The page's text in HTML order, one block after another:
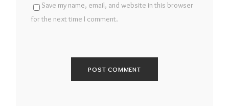
Save my name, email, and website in this browser
for the next time I comment.